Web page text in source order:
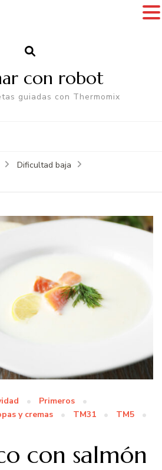
con robot
guiadas con Thermomix
Dificultad baja
Primeros
y cremas TM31
TM5
con salmón